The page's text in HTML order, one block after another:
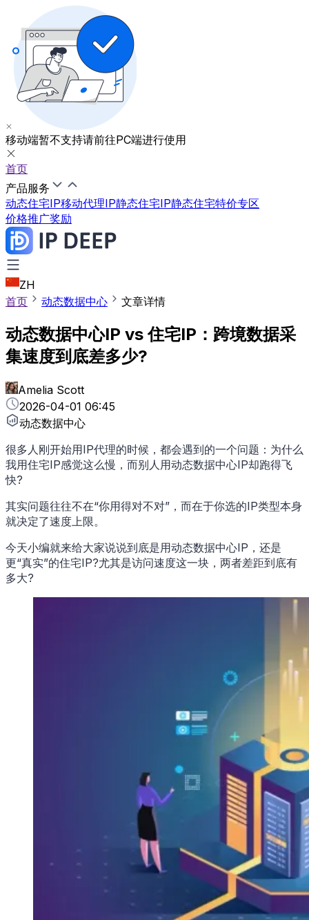
移动端暂不支持请前往PC端进行使用
首页
产品服务
动态住宅IP移动代理IP静态住宅IP静态住宅特价专区
价格推广奖励
ZH
首页
动态数据中心 文章详情
动态数据中心IP vs 住宅IP：跨境数据采
集速度到底差多少?
Amelia Scott
2026-04-01 06:45
动态数据中心
很多人刚开始用IP代理的时候，都会遇到的一个问题：为什么
我用住宅IP感觉这么慢，而别人用动态数据中心IP却跑得飞
快?
其实问题往往不在“你用得对不对”，而在于你选的IP类型本身
就决定了速度上限。
今天小编就来给大家说说到底是用动态数据中心IP，还是
更“真实”的住宅IP?尤其是访问速度这一块，两者差距到底有
多大?